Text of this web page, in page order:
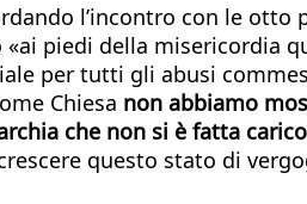
l’incontro con le
piedi della misericordia
per tutti gli abusi
Chiesa non abbiamo
che non si è fatta
questo stato di